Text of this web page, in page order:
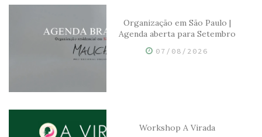
Organização em São Paulo |
Agenda aberta para Setembro
07/08/2026
Workshop A Virada